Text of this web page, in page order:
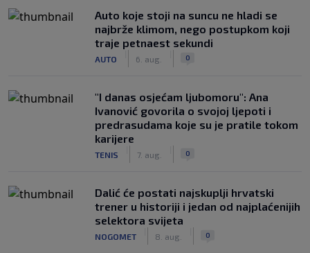
Auto koje stoji na suncu ne hladi se
najbrže klimom, nego postupkom koji
traje petnaest sekundi
AUTO 6. aug. 0
"I danas osjećam ljubomoru": Ana
Ivanović govorila o svojoj ljepoti i
predrasudama koje su je pratile tokom
karijere
TENIS 7. aug. 0
Dalić će postati najskuplji hrvatski
trener u historiji i jedan od najplaćenijih
selektora svijeta
NOGOMET 8. aug. 0